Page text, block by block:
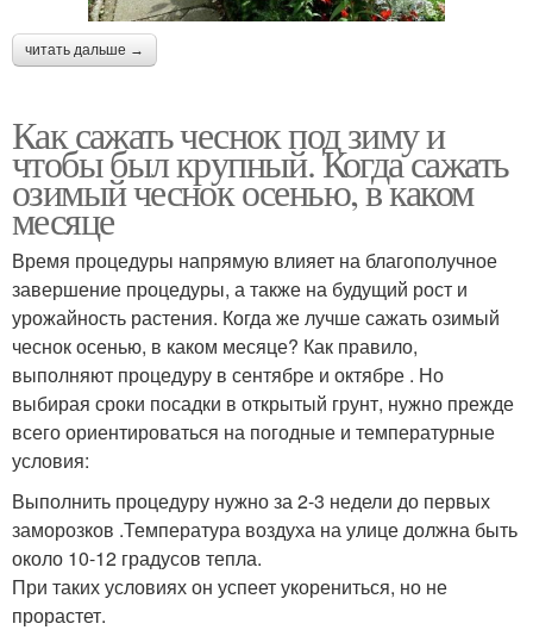
читать дальше →
Как сажать чеснок под зиму и
чтобы был крупный. Когда сажать
озимый чеснок осенью, в каком
месяце
Время процедуры напрямую влияет на благополучное
завершение процедуры, а также на будущий рост и
урожайность растения. Когда же лучше сажать озимый
чеснок осенью, в каком месяце? Как правило,
выполняют процедуру в сентябре и октябре . Но
выбирая сроки посадки в открытый грунт, нужно прежде
всего ориентироваться на погодные и температурные
условия:
Выполнить процедуру нужно за 2-3 недели до первых
заморозков .Температура воздуха на улице должна быть
около 10-12 градусов тепла.
При таких условиях он успеет укорениться, но не
прорастет.